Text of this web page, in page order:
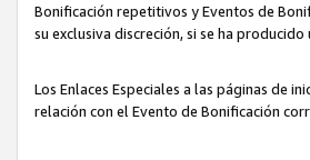
Bonificación repetitivos y Eventos de
su exclusiva discreción, si se ha
Los Enlaces Especiales a las páginas de
relación con el Evento de Bonificación